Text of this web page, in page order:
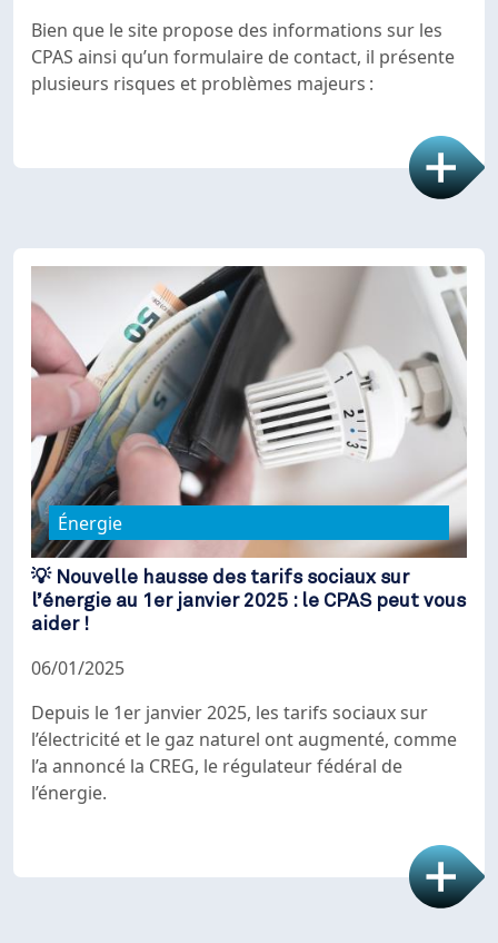
Bien que le site propose des informations sur les
CPAS ainsi qu’un formulaire de contact, il présente
plusieurs risques et problèmes majeurs :
Énergie
💡 Nouvelle hausse des tarifs sociaux sur
l’énergie au 1er janvier 2025 : le CPAS peut vous
aider !
06/01/2025
Depuis le 1er janvier 2025, les tarifs sociaux sur
l’électricité et le gaz naturel ont augmenté, comme
l’a annoncé la CREG, le régulateur fédéral de
l’énergie.